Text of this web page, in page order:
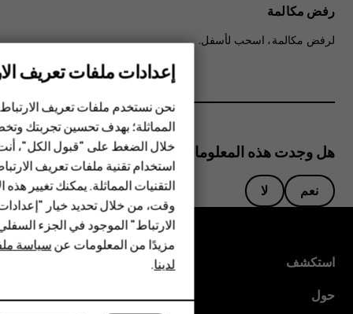
الهواتف الذكية
الهواتف المميزة
الأكسسوارات
HMD Terra M
HMD Watch
للأعمال
رفض مكالمة
لرفض مكالمة، اسحب لأسفل.
هل وجدت هذه المعلومات مفيدة؟
نعم لا
استكشف
حول
إعدادات ملفات تعريف
نحن نستخدم ملفات تعريف
المماثلة؛ بهدف تحسين تجربتك
خلال الضغط على "قبول الكل"،
استخدام تقنية ملفات تعريف
التقنيات المماثلة. يمكنك تغيير
وقت، من خلال تحديد خيار
الارتباط" الموجود في الجزء
مزيدًا من المعلومات عنسياسة
لدينا.